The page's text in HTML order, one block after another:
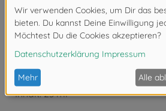
- H318: Verursacht schwere
- H332: Gesundheitsschädlich bei
- H336: Kann Schläfrigkeit und
verursachen.
Tamiya X-Acrylfarbe
X-4 Blau glänzend
Inhalt: 23 ml